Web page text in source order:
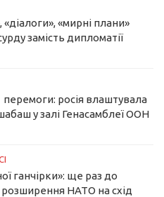
«мирні плани»
замість дипломатії
росія влаштувала
у залі Генасамблеї ООН
ганчірки»: ще раз до
НАТО на схід